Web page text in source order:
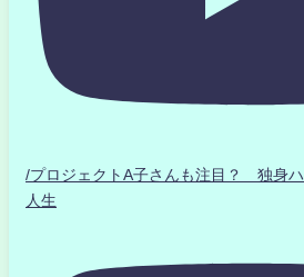
/プロジェクトA子さんも注目？ 独身
人生